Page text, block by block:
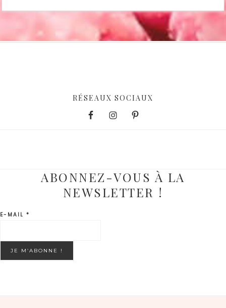
RÉSEAUX SOCIAUX
ABONNEZ-VOUS À LA
NEWSLETTER !
E-MAIL *